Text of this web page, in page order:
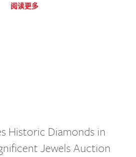
阅读更多
Historic Diamonds in
Jewels Auction